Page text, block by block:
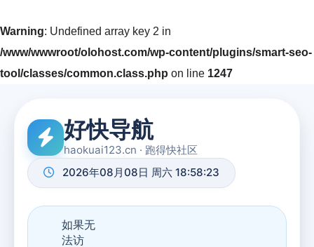
Warning: Undefined array key 2 in
/www/wwwroot/olohost.com/wp-content/plugins/smart-seo-
tool/classes/common.class.php on line 1247